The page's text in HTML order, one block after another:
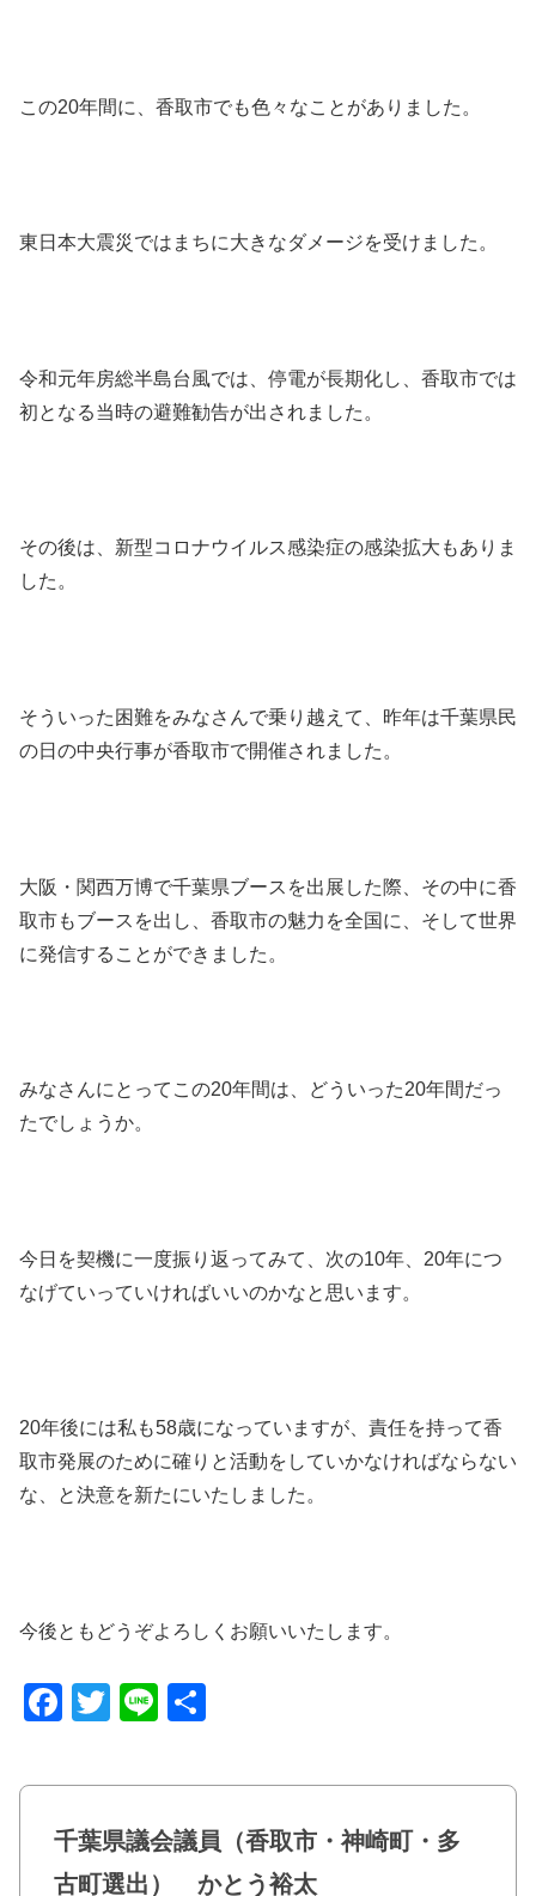
この20年間に、香取市でも色々なことがありました。
東日本大震災ではまちに大きなダメージを受けました。
令和元年房総半島台風では、停電が長期化し、香取市では
初となる当時の避難勧告が出されました。
その後は、新型コロナウイルス感染症の感染拡大もありま
した。
そういった困難をみなさんで乗り越えて、昨年は千葉県民
の日の中央行事が香取市で開催されました。
大阪・関西万博で千葉県ブースを出展した際、その中に香
取市もブースを出し、香取市の魅力を全国に、そして世界
に発信することができました。
みなさんにとってこの20年間は、どういった20年間だっ
たでしょうか。
今日を契機に一度振り返ってみて、次の10年、20年につ
なげていっていければいいのかなと思います。
20年後には私も58歳になっていますが、責任を持って香
取市発展のために確りと活動をしていかなければならない
な、と決意を新たにいたしました。
今後ともどうぞよろしくお願いいたします。
F
c
e
b
T
tt
er
Li
e
千葉県議会議員（香取市・神崎町・多
古町選出） かとう裕太